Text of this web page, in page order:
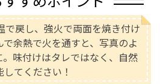
で戻し、強火で両面を焼き付け
余熱で火を通すと、写真のよ
。味付けはタレではなく、自然
てください！